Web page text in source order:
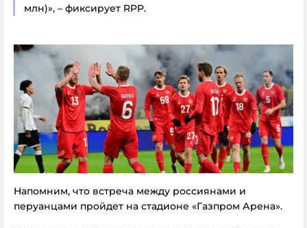
млн)», – фиксирует RPP.
Напомним, что встреча между россиянами и
перуанцами пройдет на стадионе «Газпром Арена».